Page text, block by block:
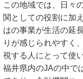
この地域では、日々
関としての役割に加
はの事業が生活の延
りが感じられやすく
視する人にとって使
福井県内のJAの中で